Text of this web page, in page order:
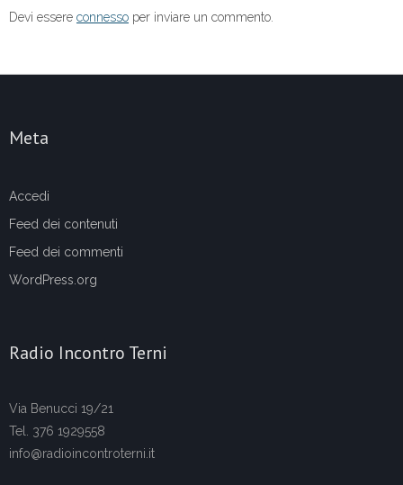
Devi essere connesso per inviare un commento.
Meta
Accedi
Feed dei contenuti
Feed dei commenti
WordPress.org
Radio Incontro Terni
Via Benucci 19/21
Tel. 376 1929558
info@radioincontroterni.it